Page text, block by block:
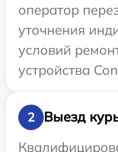
оператор
уточнения
условий
устройства
2
Выезд